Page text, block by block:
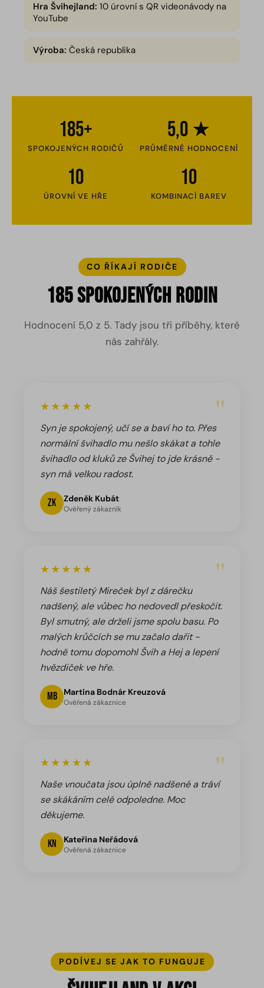
Hra Švihejland: 10 úrovní s QR videonávody na
YouTube
Výroba: Česká republika
185+
SPOKOJENÝCH RODIČŮ
5,0 ★
PRŮMĚRNÉ HODNOCENÍ
10
ÚROVNÍ VE HŘE
10
KOMBINACÍ BAREV
CO ŘÍKAJÍ RODIČE
185 spokojených rodin
Hodnocení 5,0 z 5. Tady jsou tři příběhy, které
nás zahřály.
"
★★★★★
Syn je spokojený, učí se a baví ho to. Přes
normální švihadlo mu nešlo skákat a tohle
švihadlo od kluků ze Švihej to jde krásně -
syn má velkou radost.
ZK Zdeněk Kubát
Ověřený zákazník
"
★★★★★
Náš šestiletý Mireček byl z dárečku
nadšený, ale vůbec ho nedovedl přeskočit.
Byl smutný, ale drželi jsme spolu basu. Po
malých krůčcích se mu začalo dařit -
hodně tomu dopomohl Švih a Hej a lepení
hvězdiček ve hře.
MB Martina Bodnár Kreuzová
Ověřená zákaznice
"
★★★★★
Naše vnoučata jsou úplně nadšené a tráví
se skákáním celé odpoledne. Moc
děkujeme.
KN Kateřina Neřádová
Ověřená zákaznice
PODÍVEJ SE JAK TO FUNGUJE